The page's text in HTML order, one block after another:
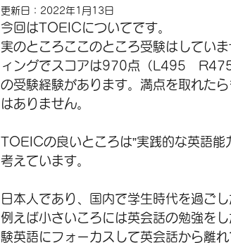
更新日： 2022年1月13日
今回はTOEICについてです。
実のところここのところ受験はしてい
ィングでスコアは970点（L495　
の受験経験があります。満点を取れた
はありません。
TOEICの良いところは”実践的な英語能
考えています。
日本人であり、国内で学生時代を過ご
例えば小さいころには英会話の勉強を
験英語にフォーカスして英会話から離